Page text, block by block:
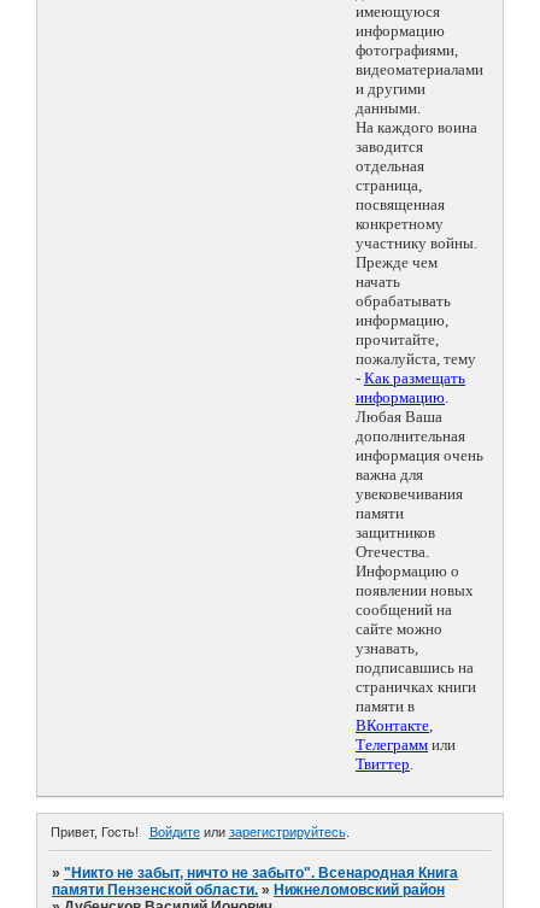
имеющуюся
информацию
фотографиями,
видеоматериалами
и другими
данными.
На каждого воина
заводится
отдельная
страница,
посвященная
конкретному
участнику войны.
Прежде чем
начать
обрабатывать
информацию,
прочитайте,
пожалуйста, тему
- Как размещать
информацию.
Любая Ваша
дополнительная
информация очень
важна для
увековечивания
памяти
защитников
Отечества.
Информацию о
появлении новых
сообщений на
сайте можно
узнавать,
подписавшись на
страничках книги
памяти в
ВКонтакте,
Телеграмм или
Твиттер.
Привет, Гость! Войдитеили зарегистрируйтесь.
»"Никто не забыт, ничто не забыто". Всенародная Книга
памяти Пензенской области. » Нижнеломовский район